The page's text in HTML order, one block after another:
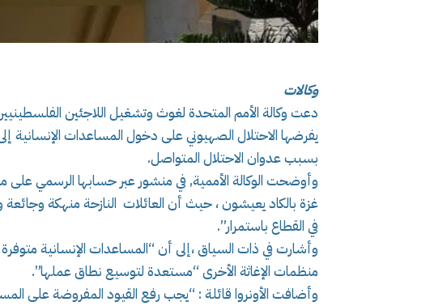
وكالات
دعت وكالة الأمم المتحدة لغوث وتشغيل اللاجئين الفلسطينيين
يفرضها الاحتلال الصهيوني على دخول المساعدات الإنسانية
بسبب عدوان الاحتلال المتواصل.
وأوضحت الوكالة الأممية, في منشور عبر حسابها الرسمي على
غزة بالكاد يعيشون ، حيث أن العائلات النازحة منهكة وجائعة
في القطاع باستمرار”.
وأشارت في ذات السياق ،إلى أن “المساعدات الإنسانية متوفرة
منظمات الإغاثة الأخرى “مستعدة لتوسيع نطاق عملها”.
وأضافت الأونروا قائلة : “يجب رفع القيود المفروضة على